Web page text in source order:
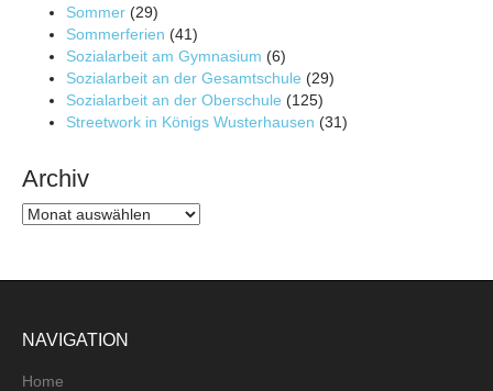
Sommer (29)
Sommerferien (41)
Sozialarbeit am Gymnasium (6)
Sozialarbeit an der Gesamtschule (29)
Sozialarbeit an der Oberschule (125)
Streetwork in Königs Wusterhausen (31)
Archiv
Archiv
NAVIGATION
Home